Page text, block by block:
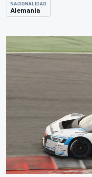
NACIONALIDAD
Alemania